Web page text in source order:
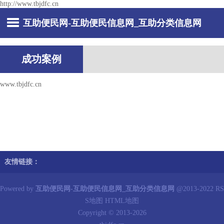
http://www.tbjdfc.cn
互助便民网-互助便民信息网_互助分类信息网
成功案例
www.tbjdfc.cn
友情链接：
Powered by 互助便民网-互助便民信息网_互助分类信息网 @2013-2022 RS
S地图
HTML地图
Copyright © 2013-2026